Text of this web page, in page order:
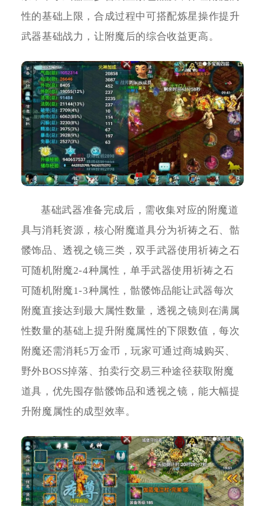
性的基础上限，合成过程中可搭配炼星操作提升
武器基础战力，让附魔后的综合收益更高。
基础武器准备完成后，需收集对应的附魔道
具与消耗资源，核心附魔道具分为祈祷之石、骷
髅饰品、透视之镜三类，双手武器使用祈祷之石
可随机附魔2-4种属性，单手武器使用祈祷之石
可随机附魔1-3种属性，骷髅饰品能让武器每次
附魔直接达到最大属性数量，透视之镜则在满属
性数量的基础上提升附魔属性的下限数值，每次
附魔还需消耗5万金币，玩家可通过商城购买、
野外BOSS掉落、拍卖行交易三种途径获取附魔
道具，优先囤存骷髅饰品和透视之镜，能大幅提
升附魔属性的成型效率。